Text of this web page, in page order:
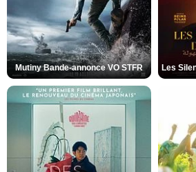
Mutiny Bande-annonce VO STFR